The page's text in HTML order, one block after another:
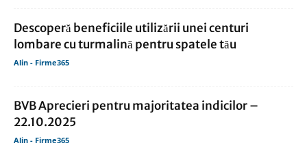
Descoperă beneficiile utilizării unei centuri
lombare cu turmalină pentru spatele tău
Alin - Firme365
BVB Aprecieri pentru majoritatea indicilor –
22.10.2025
Alin - Firme365